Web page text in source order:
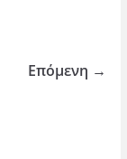
Επόμενη →